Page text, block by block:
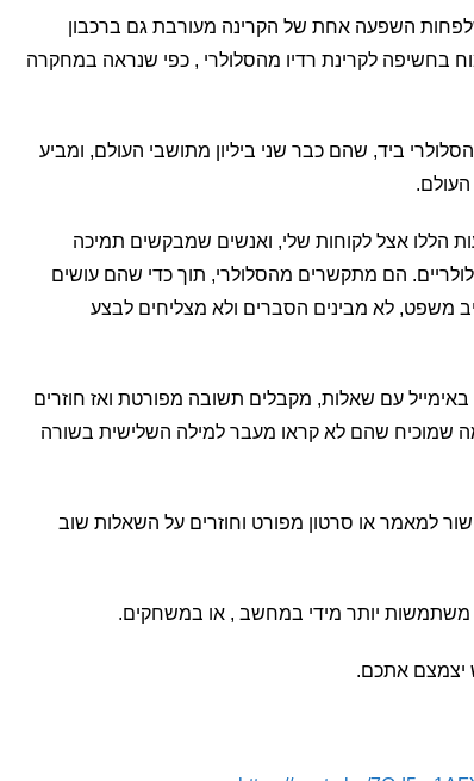
שלפחות השפעה אחת של הקרינה מעורבת גם ברכבון
בחשיפה לקרינת רדיו מהסלולרי , כפי שנראה במחקרה
ביד, שהם כבר שני ביליון מתושבי העולם, ומביע
הללו אצל לקוחות שלי, ואנשים שמבקשים תמיכה
הם מתקשרים מהסלולרי, תוך כדי שהם עושים
משפט, לא מבינים הסברים ולא מצליחים לבצע
עם שאלות, מקבלים תשובה מפורטת ואז חוזרים
שמוכיח שהם לא קראו מעבר למילה השלישית בשורה
למאמר או סרטון מפורט וחוזרים על השאלות שוב
משתמשות יותר מידי במחשב , או במשחקים.
יצמצם אתכם.